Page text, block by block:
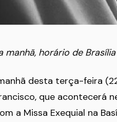
manhã, horário de Brasília
desta terça-feira
que acontecerá
a Missa Exequial na